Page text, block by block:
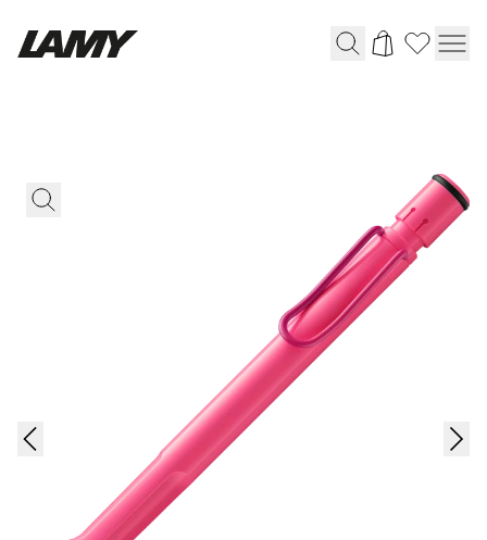
Stylo-bille
Peinture et Dessiner